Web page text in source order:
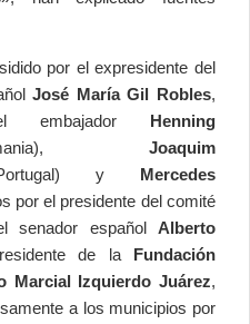
por el expresidente del
José María Gil Robles,
embajador Henning
Joaquim
y Mercedes
por el presidente del comité
senador español Alberto
de la Fundación
Marcial Izquierdo Juárez,
a los municipios por